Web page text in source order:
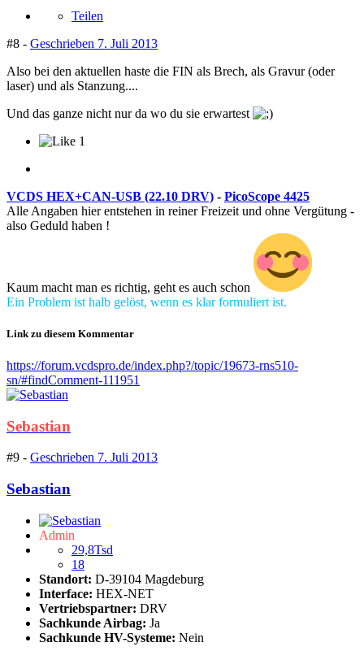
Teilen
#8 - Geschrieben 7. Juli 2013
Also bei den aktuellen haste die FIN als Brech, als Gravur (oder
laser) und als Stanzung....
Und das ganze nicht nur da wo du sie erwartest
1
VCDS HEX+CAN-USB (22.10 DRV) - PicoScope 4425
Alle Angaben hier entstehen in reiner Freizeit und ohne Vergütung -
also Geduld haben !
Kaum macht man es richtig, geht es auch schon
Ein Problem ist halb gelöst, wenn es klar formuliert ist.
Link zu diesem Kommentar
https://forum.vcdspro.de/index.php?/topic/19673-rns510-
sn/#findComment-111951
Sebastian
#9 - Geschrieben 7. Juli 2013
Sebastian
Admin
29,8Tsd
18
Standort: D-39104 Magdeburg
Interface: HEX-NET
Vertriebspartner: DRV
Sachkunde Airbag: Ja
Sachkunde HV-Systeme: Nein